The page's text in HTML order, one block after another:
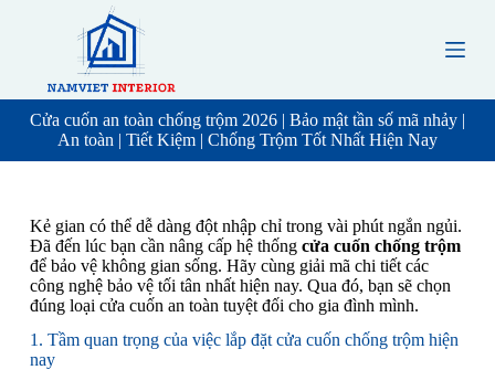
t
o
o
n
Cửa cuốn an toàn chống trộm 2026 | Bảo mật tần số mã nhảy |
An toàn | Tiết Kiệm | Chống Trộm Tốt Nhất Hiện Nay
Kẻ gian có thể dễ dàng đột nhập chỉ trong vài phút ngắn ngủi.
Đã đến lúc bạn cần nâng cấp hệ thống cửa cuốn chống trộm
để bảo vệ không gian sống. Hãy cùng giải mã chi tiết các
công nghệ bảo vệ tối tân nhất hiện nay. Qua đó, bạn sẽ chọn
đúng loại cửa cuốn an toàn tuyệt đối cho gia đình mình.
1. Tầm quan trọng của việc lắp đặt cửa cuốn chống trộm hiện
nay